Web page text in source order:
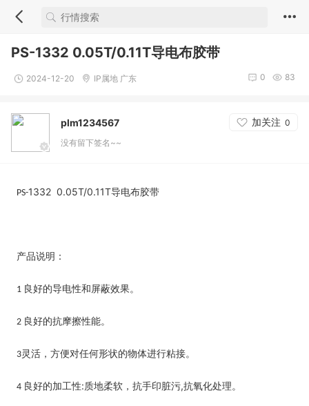
PS-1332 0.05T/0.11T导电布胶带
2024-12-20 IP属地 广东 83
0
plm1234567 加关注 0
没有留下签名~~
PS-1332 0.05T/0.11T导电布胶带
产品说明：
1 良好的导电性和屏蔽效果。
2 良好的抗摩擦性能。
3灵活，方便对任何形状的物体进行粘接。
4 良好的加工性:质地柔软，抗手印脏污,抗氧化处理。